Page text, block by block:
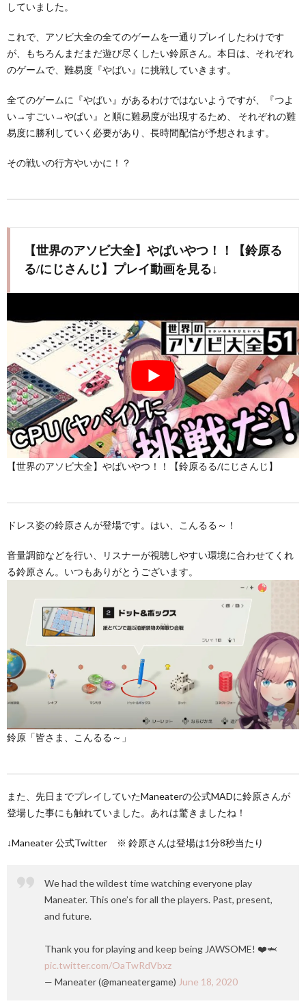
していました。
これで、アソビ大全の全てのゲームを一通りプレイしたわけです
が、もちろんまだまだ遊び尽くしたい鈴原さん。本日は、それぞれ
のゲームで、難易度『やばい』に挑戦していきます。
全てのゲームに『やばい』があるわけではないようですが、『つよ
い→すごい→やばい』と順に難易度が出現するため、 それぞれの難
易度に勝利していく必要があり、長時間配信が予想されます。
その戦いの行方やいかに！？
【世界のアソビ大全】やばいやつ！！【鈴原る
る/にじさんじ】プレイ動画を見る↓
【世界のアソビ大全】やばいやつ！！【鈴原るる/にじさんじ】
ドレス姿の鈴原さんが登場です。はい、こんるる～！
音量調節などを行い、リスナーが視聴しやすい環境に合わせてくれ
る鈴原さん。いつもありがとうございます。
鈴原「皆さま、こんるる～」
また、先日までプレイしていたManeaterの公式MADに鈴原さんが
登場した事にも触れていました。あれは驚きましたね！
↓Maneater 公式Twitter ※ 鈴原さんは登場は1分8秒当たり
We had the wildest time watching everyone play
Maneater. This one’s for all the players. Past, present,
and future.
Thank you for playing and keep being JAWSOME! ❤️🦈
pic.twitter.com/OaTwRdVbxz
— Maneater (@maneatergame) June 18, 2020